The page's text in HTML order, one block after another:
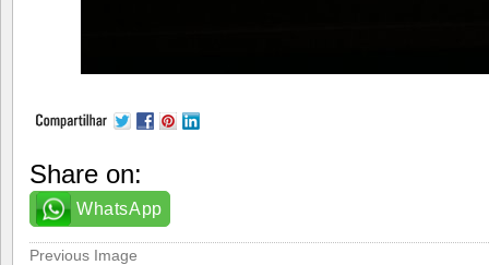
Share on:
WhatsApp
Previous Image